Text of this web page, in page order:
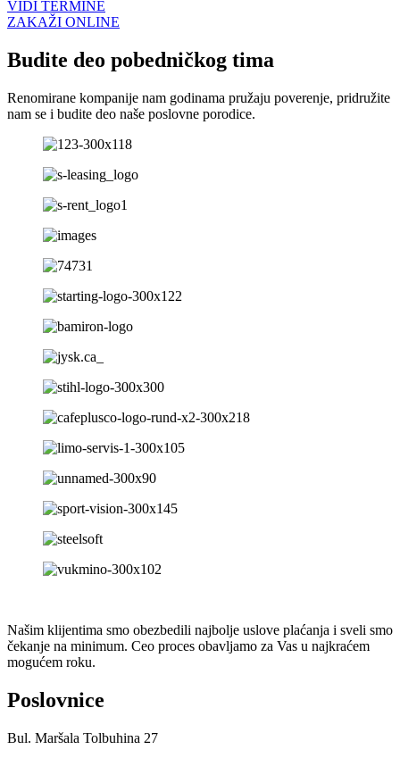
VIDI TERMINE
ZAKAŽI ONLINE
Budite deo pobedničkog tima
Renomirane kompanije nam godinama pružaju poverenje, pridružite
nam se i budite deo naše poslovne porodice.
Našim klijentima smo obezbedili najbolje uslove plaćanja i sveli smo
čekanje na minimum. Ceo proces obavljamo za Vas u najkraćem
mogućem roku.
Poslovnice
Bul. Maršala Tolbuhina 27